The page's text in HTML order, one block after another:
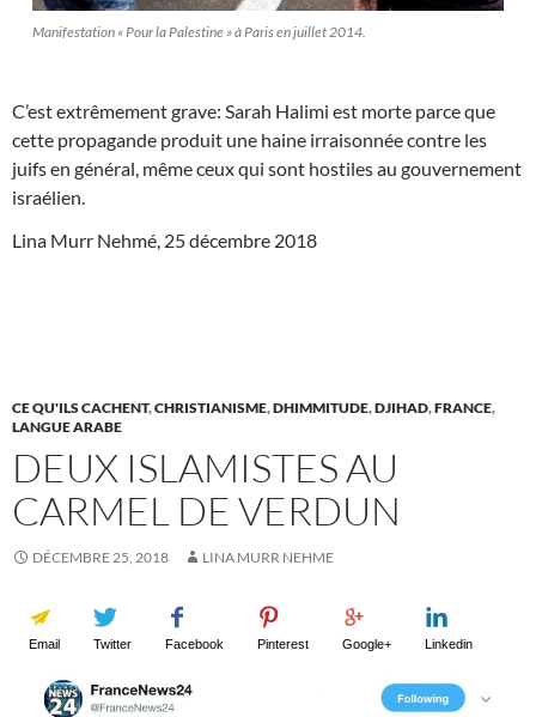
Manifestation « Pour la Palestine » à Paris en juillet 2014.
C’est extrêmement grave: Sarah Halimi est morte parce que
cette propagande produit une haine irraisonnée contre les
juifs en général, même ceux qui sont hostiles au gouvernement
israélien.
Lina Murr Nehmé, 25 décembre 2018
CE QU'ILS CACHENT,CHRISTIANISME,DHIMMITUDE,DJIHAD,FRANCE,
LANGUE ARABE
DEUX ISLAMISTES AU
CARMEL DE VERDUN
DÉCEMBRE 25, 2018 LINA MURR NEHME
Email Twitter Facebook Pinterest Google+ Linkedin